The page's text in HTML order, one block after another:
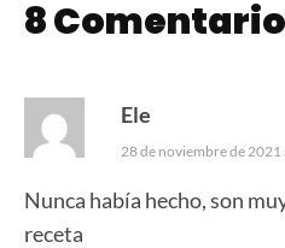
8
Ele
28 de noviembre de 2021
Nunca había hecho, son
receta